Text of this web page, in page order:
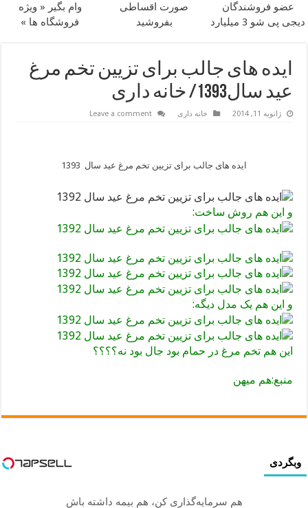
عضو فروشندگان
دیجی پی شو 3 میلیارد
صورت اقساطی
بفروشید
وام بگیر « ویژه
فروشگاه ها »
ایده های جالب برای تزیین تخم مرغ
عید سال1393/ خانه داری
ژانویه 11, 2014 خانه داری Leave a comment
ایده های جالب برای تزیین تخم مرغ عید سال 1393
و این هم روش ساخت:
و این هم یک مدل دیگه:
این هم تخم مرغ در حمام بود جال بود نه؟؟؟؟
منبع:هم میهن
وبگردی
هم سرمایه‌گذاری کن، هم بیمه داشته باش